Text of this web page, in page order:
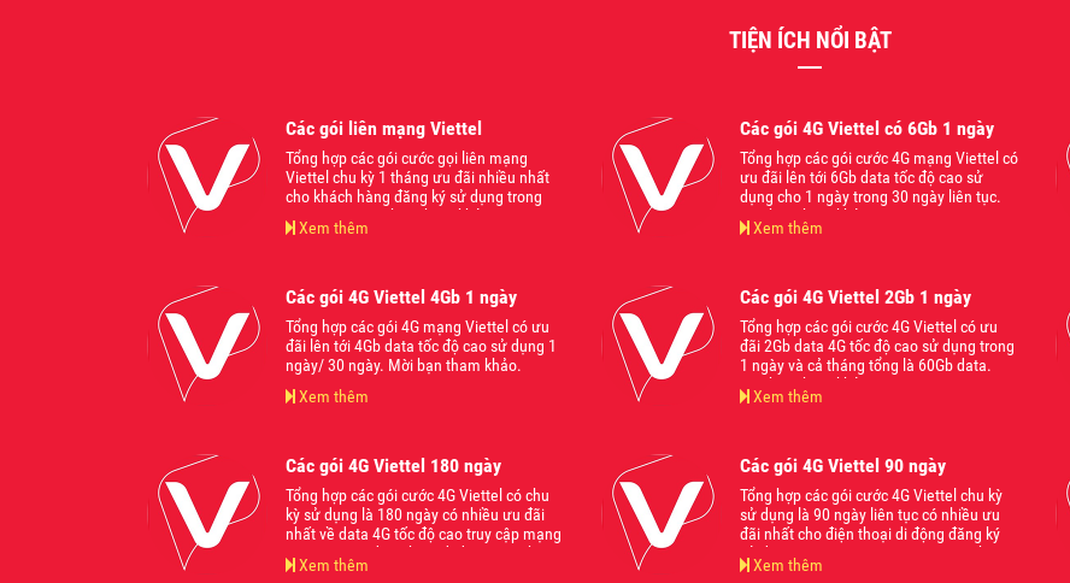
TIỆN ÍCH NỔI BẬT
Các gói liên mạng Viettel
Tổng hợp các gói cước gọi liên mạng
Viettel chu kỳ 1 tháng ưu đãi nhiều nhất
cho khách hàng đăng ký sử dụng trong
năm 2024. Mời bạn tham khảo
Xem thêm
Các gói 4G Viettel có 6Gb 1 ngày
Tổng hợp các gói cước 4G mạng Viettel có
ưu đãi lên tới 6Gb data tốc độ cao sử
dụng cho 1 ngày trong 30 ngày liên tục.
Mời bạn tham khảo.
Xem thêm
Các gói 4G Viettel 4Gb 1 ngày
Tổng hợp các gói 4G mạng Viettel có ưu
đãi lên tới 4Gb data tốc độ cao sử dụng 1
ngày/ 30 ngày. Mời bạn tham khảo.
Xem thêm
Các gói 4G Viettel 2Gb 1 ngày
Tổng hợp các gói cước 4G Viettel có ưu
đãi 2Gb data 4G tốc độ cao sử dụng trong
1 ngày và cả tháng tổng là 60Gb data.
Mời bạn tham khảo
Xem thêm
Các gói 4G Viettel 180 ngày
Tổng hợp các gói cước 4G Viettel có chu
kỳ sử dụng là 180 ngày có nhiều ưu đãi
nhất về data 4G tốc độ cao truy cập mạng
internet trên điện thoại di động. Mời bạn
tham khảo.
Xem thêm
Các gói 4G Viettel 90 ngày
Tổng hợp các gói cước 4G Viettel chu kỳ
sử dụng là 90 ngày liên tục có nhiều ưu
đãi nhất cho điện thoại di động đăng ký
sử dụng trong năm 2022 2024. Mời bạn
tham khảo.
Xem thêm